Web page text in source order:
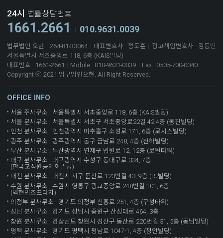
24시 법률상담번호
1661.2661 010.9631.0039
법무법인 오현 264-81-33064 대표변호사 : 정도훈
광고책임변호사 : 김동민
서울특별시 서초중앙로 118, 6층 (KAIS빌딩)
대표번호 : 1661-2661
Mobile : 010-9631-0039
Fax : 0505-700-0040
Copyright ⓒ 2021 법무법인오현. All Right Reserved.
OFFICE INFO
서울 주사무소 : 서울특별시 서초중앙로 118, 6층 (KAIS빌딩)
서울 분사무소 : 서울특별시 서초구 서초중앙로22길 42 4층 (동진빌딩)
인천 분사무소 : 인천광역시 미추홀구 소성로 171, 6층 (로시스빌딩)
광주 분사무소 : 광주광역시 동구 금남로 248, 4층 (천하빌딩)
부산 분사무소 : 부산광역시 연제구 법원로 12, 12층 (로윈타워)
대구 분사무소 : 대구광역시 수성구 동대구로 334, 7층
(한국교직원공제회빌딩)
대전 분사무소 : 대전시 서구 둔산로 123번길 43, 9층 (PJ빌딩)
수원 분사무소 : 수원시 영통구 광교중앙로 248번길 101, 6층
(백현법조프라자)
의정부 분사무소 : 경기도 의정부 신흥로 251, 4층 (구성타워)
성남 분사무소 : 경기도 성남시 중원구 산성대로 464, 3층
창원 분사무소 : 경상남도 창원시 성산구 동산로 220번길 31, 5층 (동남빌딩)
평택 분사무소 : 경기도 평택시 평남로 1047-1, 4층 (청언빌딩)